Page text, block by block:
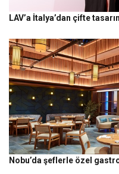
LAV’a İtalya’dan çifte
Nobu’da şeflerle özel